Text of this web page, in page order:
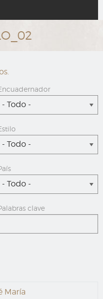
- Todo -
- Todo -
- Todo -
clave
María